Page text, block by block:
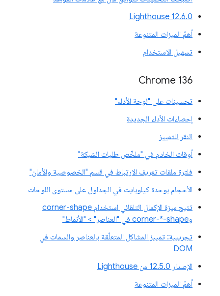
‫Lighthouse 12.6.0
أهمّ الميزات المتنوعة
تسهيل الاستخدام
Chrome 136
تحسينات على "لوحة الأداء"
إحصاءات الأداء الجديدة
النقر للتمييز
أوقات الخادم في "ملخّص طلبات الشبكة"
فلترة ملفات تعريف الارتباط في قسم "الخصوصية والأمان"
الأحجام بوحدة كيلوبايت في الجداول على مستوى اللوحات
تتيح ميزة الإكمال التلقائي استخدام corner-shape
وcorner-*-shape في "العناصر" > "الأنماط"
تجريبية: تمييز المشاكل المتعلّقة بالعناصر والسمات في
DOM
الإصدار 12.5.0 من Lighthouse
أهمّ الميزات المتنوعة